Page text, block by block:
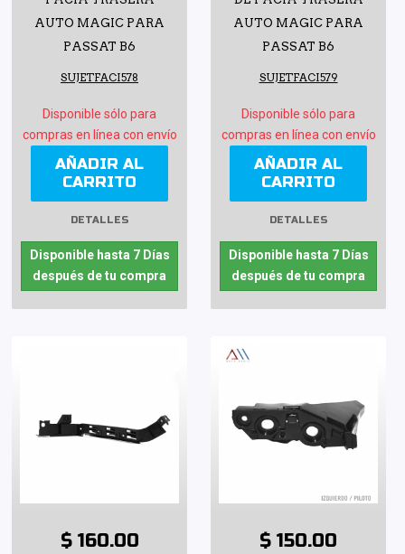
AUTO MAGIC PARA
PASSAT B6
SUJETFACI578
Disponible sólo para
compras en línea con envío
AÑADIR AL
CARRITO
DETALLES
Disponible hasta 7 Días
después de tu compra
AUTO MAGIC PARA
PASSAT B6
SUJETFACI579
Disponible sólo para
compras en línea con envío
AÑADIR AL
CARRITO
DETALLES
Disponible hasta 7 Días
después de tu compra
$ 160.00 $ 150.00